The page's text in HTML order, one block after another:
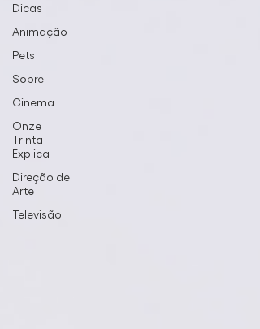
Dicas
Animação
Pets
Sobre
Cinema
Onze
Trinta
Explica
Direção de
Arte
Televisão